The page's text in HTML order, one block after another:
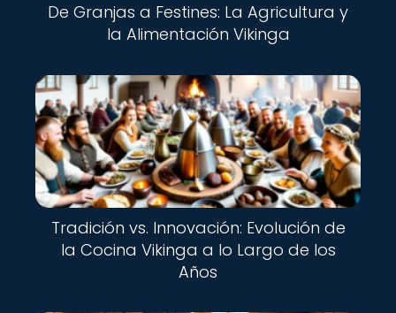
De Granjas a Festines: La Agricultura y
la Alimentación Vikinga
Tradición vs. Innovación: Evolución de
la Cocina Vikinga a lo Largo de los
Años